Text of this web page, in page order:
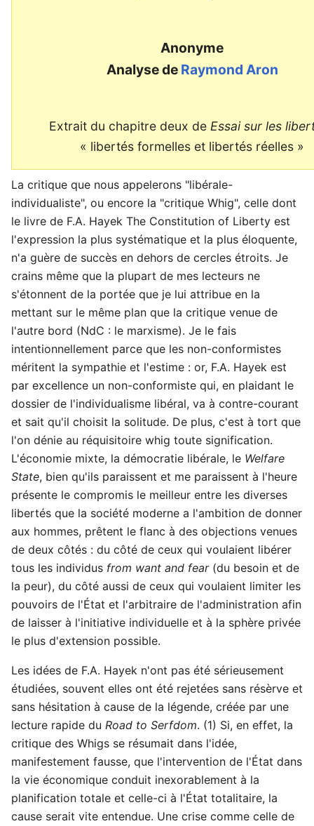
Anonyme
Analyse de Raymond Aron
Extrait du chapitre deux de Essai sur les
« libertés formelles et libertés réelles »
La critique que nous appelerons "libérale-
individualiste", ou encore la "critique Whig", celle dont
le livre de F.A. Hayek The Constitution of Liberty est
l'expression la plus systématique et la plus éloquente,
n'a guère de succès en dehors de cercles étroits. Je
crains même que la plupart de mes lecteurs ne
s'étonnent de la portée que je lui attribue en la
mettant sur le même plan que la critique venue de
l'autre bord (NdC : le marxisme). Je le fais
intentionnellement parce que les non-conformistes
méritent la sympathie et l'estime : or, F.A. Hayek est
par excellence un non-conformiste qui, en plaidant le
dossier de l'individualisme libéral, va à contre-courant
et sait qu'il choisit la solitude. De plus, c'est à tort que
l'on dénie au réquisitoire whig toute signification.
L'économie mixte, la démocratie libérale, le Welfare
State, bien qu'ils paraissent et me paraissent à l'heure
présente le compromis le meilleur entre les diverses
libertés que la société moderne a l'ambition de donner
aux hommes, prêtent le flanc à des objections venues
de deux côtés : du côté de ceux qui voulaient libérer
tous les individus from want and fear(du besoin et de
la peur), du côté aussi de ceux qui voulaient limiter les
pouvoirs de l'État et l'arbitraire de l'administration afin
de laisser à l'initiative individuelle et à la sphère privée
le plus d'extension possible.
Les idées de F.A. Hayek n'ont pas été sérieusement
étudiées, souvent elles ont été rejetées sans résèrve et
sans hésitation à cause de la légende, créée par une
lecture rapide du Road to Serfdom. (1) Si, en effet, la
critique des Whigs se résumait dans l'idée,
manifestement fausse, que l'intervention de l'État dans
la vie économique conduit inexorablement à la
planification totale et celle-ci à l'État totalitaire, la
cause serait vite entendue. Une crise comme celle de